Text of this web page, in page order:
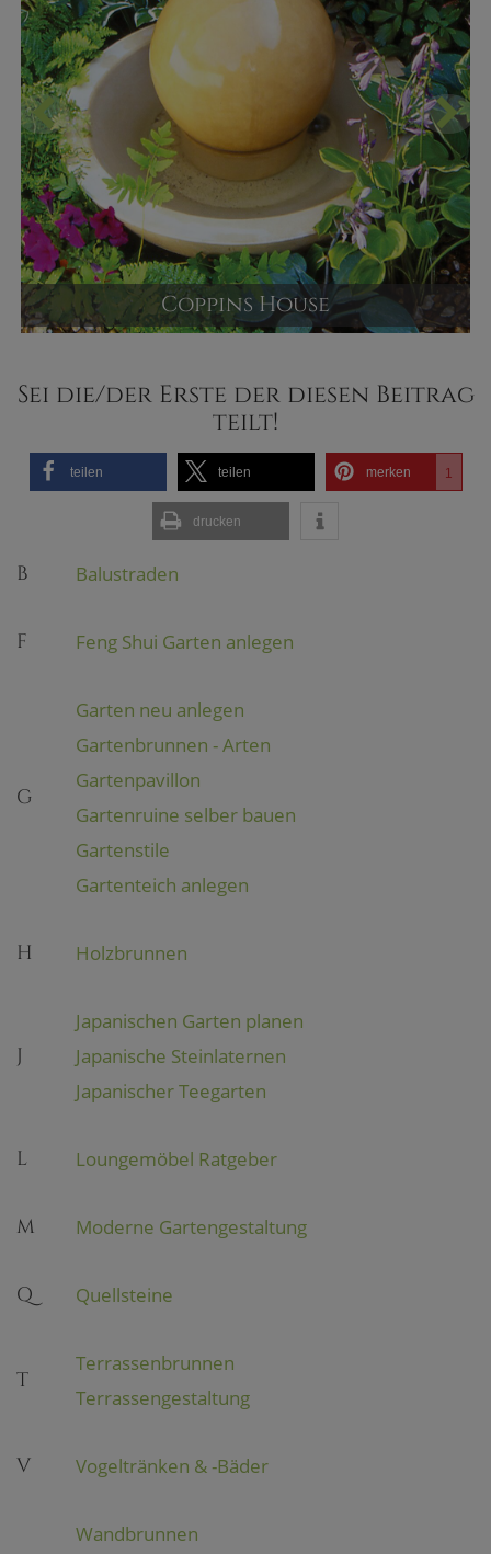
Coppins House
Deko Zimmerbrunnen mit Pumpe
1.626,00 €
Sei die/der Erste der diesen Beitrag
teilt!
teilen teilen merken 1
drucken
B Balustraden
F Feng Shui Garten anlegen
G
Garten neu anlegen
Gartenbrunnen - Arten
Gartenpavillon
Gartenruine selber bauen
Gartenstile
Gartenteich anlegen
H Holzbrunnen
J
Japanischen Garten planen
Japanische Steinlaternen
Japanischer Teegarten
L Loungemöbel Ratgeber
M Moderne Gartengestaltung
Q Quellsteine
T
Terrassenbrunnen
Terrassengestaltung
V Vogeltränken & -Bäder
Wandbrunnen